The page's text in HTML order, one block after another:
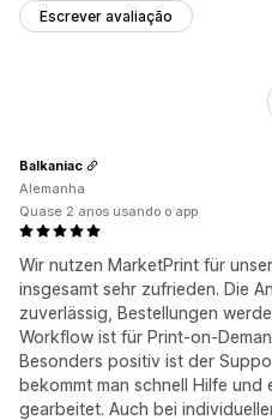
Escrever avaliação
Wir nutzen MarketPrint für
insgesamt sehr zufrieden. Die
zuverlässig, Bestellungen
Workflow ist für Print-on-
Besonders positiv ist der
bekommt man schnell Hilfe
gearbeitet. Auch bei
Balkaniac
Alemanha
Quase 2 anos usando o app